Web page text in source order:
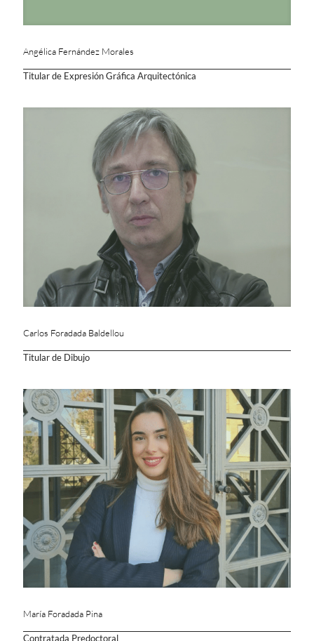
Angélica Fernández Morales
Titular de Expresión Gráfica Arquitectónica
Carlos Foradada Baldellou
Titular de Dibujo
María Foradada Pina
Contratada Predoctoral